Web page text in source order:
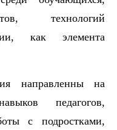
технологий
как элемента
направленны на
педагогов,
с подростками,